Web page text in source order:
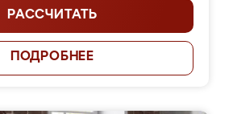
РАССЧИТАТЬ
ПОДРОБНЕЕ